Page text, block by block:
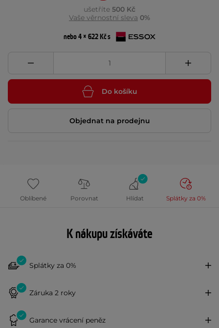
ušetříte 500 Kč
Vaše věrnostní sleva 0%
nebo 4 × 622 Kč s
Do košíku
Objednat na prodejnu
Oblíbené Porovnat Hlídat Splátky za 0%
K nákupu získáváte
Splátky za 0%
Záruka 2 roky
Garance vrácení peněz